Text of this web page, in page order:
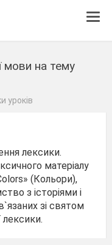
мови на тему
уроків
лексики.
матеріалу
(Кольори),
з історіями і
зі святом
лексики.